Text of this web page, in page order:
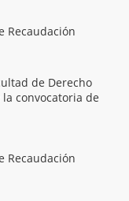
Recaudación
de Derecho
convocatoria de
Recaudación